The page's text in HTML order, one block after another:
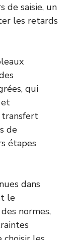
de saisie, un
les retards
qui
et
transfert
de
étapes
dans
le
normes,